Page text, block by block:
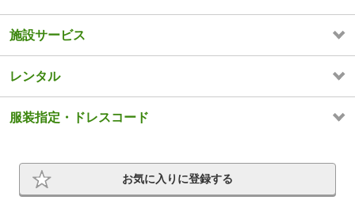
施設サービス
レンタル
服装指定・ドレスコード
お気に入りに登録する